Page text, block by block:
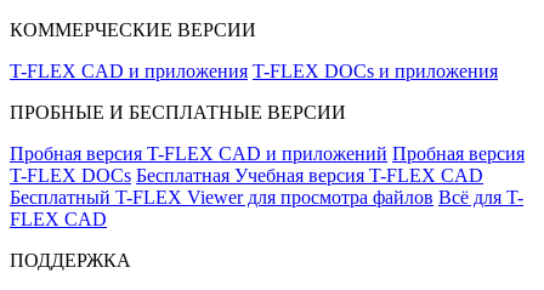
КОММЕРЧЕСКИЕ ВЕРСИИ
T-FLEX CAD и приложения T-FLEX DOCs и приложения
ПРОБНЫЕ И БЕСПЛАТНЫЕ ВЕРСИИ
Пробная версия T-FLEX CAD и приложений Пробная версия
T-FLEX DOCs Бесплатная Учебная версия T-FLEX CAD
Бесплатный T-FLEX Viewer для просмотра файлов Всё для T-
FLEX CAD
ПОДДЕРЖКА